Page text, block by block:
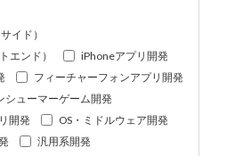
イド）
エンド）
iPhoneアプリ開発
フィーチャーフォンアプリ開発
シューマーゲーム開発
開発
OS・ミドルウェア開発
汎用系開発